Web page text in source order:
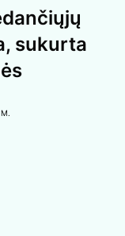
sukurta